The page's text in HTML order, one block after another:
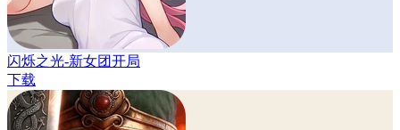
闪烁之光-新女团开局
下载